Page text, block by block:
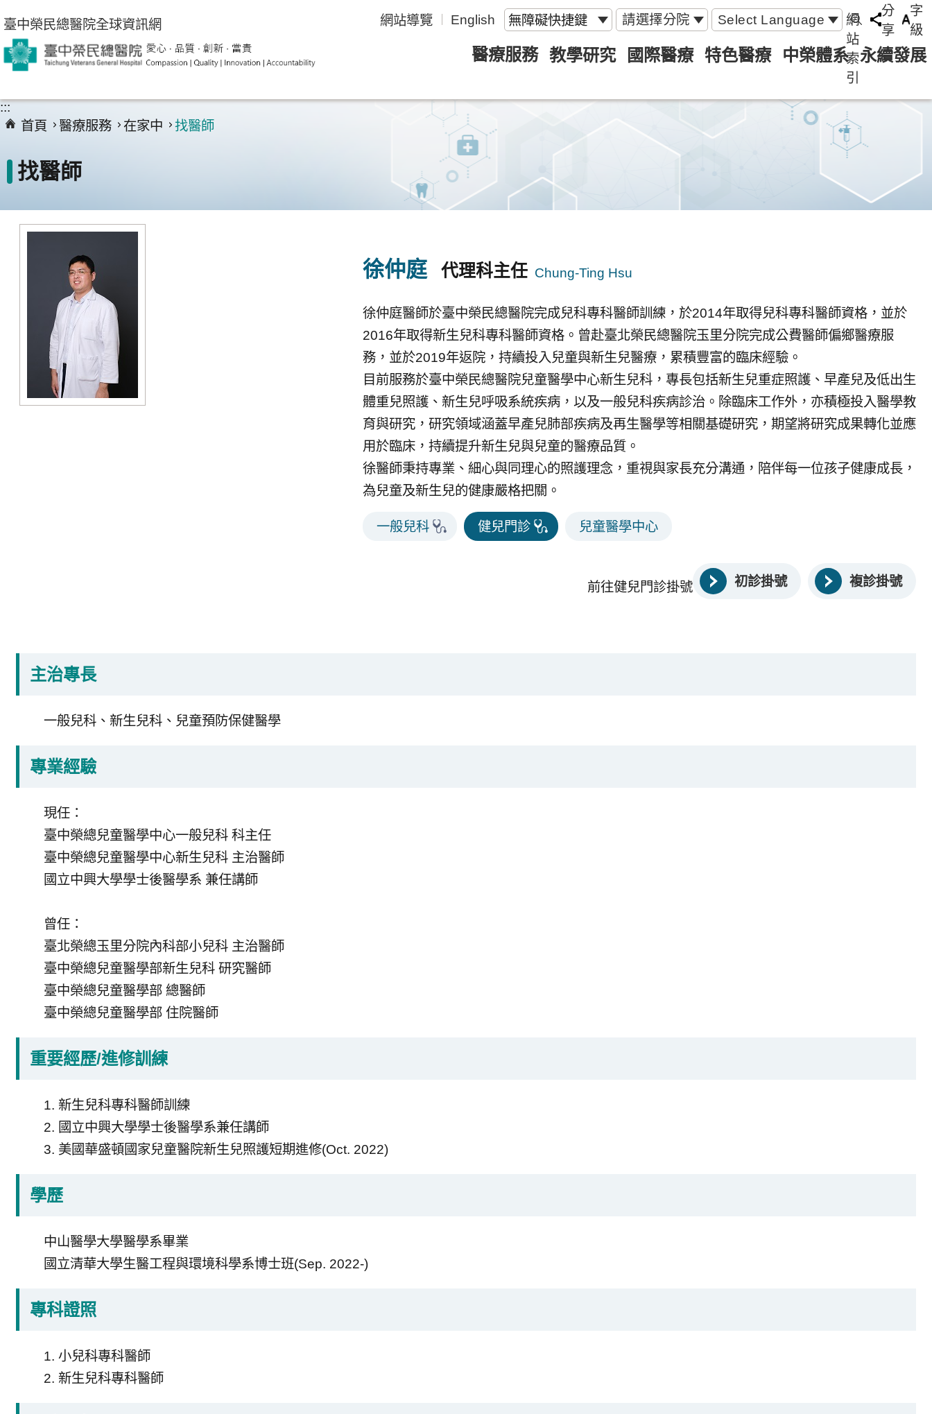
跳到主要內容區塊
臺中榮民總醫院全球資訊網 網站導覽 English 無障礙快捷鍵 請選擇分院 Select Language
網
站
索
引
分
享
字
級
醫療服務 教學研究 國際醫療 特色醫療 中榮體系 永續發展
:::
首頁
醫療服務 在家中 找醫師
找醫師
徐仲庭 代理科主任
徐仲庭醫師於臺中榮民總醫院完成兒科專科醫師訓練，於2014年取得兒科專科醫師資格，並於
2016年取得新生兒科專科醫師資格。曾赴臺北榮民總醫院玉里分院完成公費醫師偏鄉醫療服
務，並於2019年返院，持續投入兒童與新生兒醫療，累積豐富的臨床經驗。
目前服務於臺中榮民總醫院兒童醫學中心新生兒科，專長包括新生兒重症照護、早產兒及低出生
體重兒照護、新生兒呼吸系統疾病，以及一般兒科疾病診治。除臨床工作外，亦積極投入醫學教
育與研究，研究領域涵蓋早產兒肺部疾病及再生醫學等相關基礎研究，期望將研究成果轉化並應
用於臨床，持續提升新生兒與兒童的醫療品質。
徐醫師秉持專業、細心與同理心的照護理念，重視與家長充分溝通，陪伴每一位孩子健康成長，
為兒童及新生兒的健康嚴格把關。
一般兒科 健兒門診 兒童醫學中心
前往健兒門診掛號 初診掛號 複診掛號
主治專長
一般兒科、新生兒科、兒童預防保健醫學
專業經驗
現任：
臺中榮總兒童醫學中心一般兒科 科主任
臺中榮總兒童醫學中心新生兒科 主治醫師
國立中興大學學士後醫學系 兼任講師
曾任：
臺北榮總玉里分院內科部小兒科 主治醫師
臺中榮總兒童醫學部新生兒科 研究醫師
臺中榮總兒童醫學部 總醫師
臺中榮總兒童醫學部 住院醫師
重要經歷/進修訓練
1. 新生兒科專科醫師訓練
2. 國立中興大學學士後醫學系兼任講師
3. 美國華盛頓國家兒童醫院新生兒照護短期進修(Oct. 2022)
學歷
中山醫學大學醫學系畢業
國立清華大學生醫工程與環境科學系博士班(Sep. 2022-)
專科證照
1. 小兒科專科醫師
2. 新生兒科專科醫師